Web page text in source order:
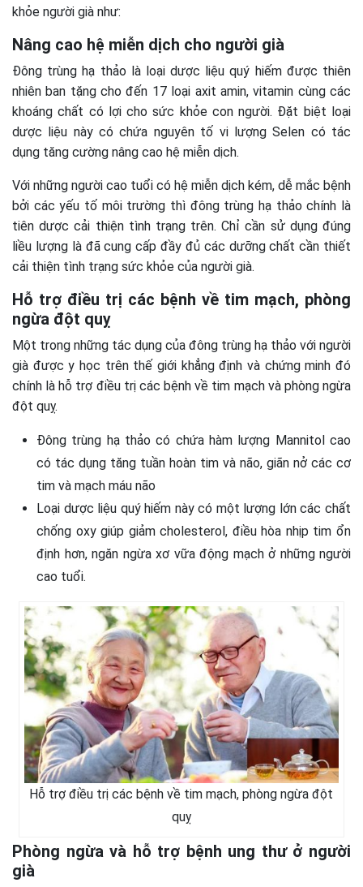
khỏe người già như:
Nâng cao hệ miễn dịch cho người già
Đông trùng hạ thảo là loại dược liệu quý hiếm được thiên
nhiên ban tặng cho đến 17 loại axit amin, vitamin cùng các
khoáng chất có lợi cho sức khỏe con người. Đặt biệt loại
dược liệu này có chứa nguyên tố vi lượng Selen có tác
dụng tăng cường nâng cao hệ miễn dịch.
Với những người cao tuổi có hệ miễn dịch kém, dễ mắc bệnh
bởi các yếu tố môi trường thì đông trùng hạ thảo chính là
tiên dược cải thiện tình trạng trên. Chỉ cần sử dụng đúng
liều lượng là đã cung cấp đầy đủ các dưỡng chất cần thiết
cải thiện tình trạng sức khỏe của người già.
Hỗ trợ điều trị các bệnh về tim mạch, phòng
ngừa đột quỵ
Một trong những tác dụng của đông trùng hạ thảo với người
già được y học trên thế giới khẳng định và chứng minh đó
chính là hỗ trợ điều trị các bệnh về tim mạch và phòng ngừa
đột quỵ.
Đông trùng hạ thảo có chứa hàm lượng Mannitol cao
có tác dụng tăng tuần hoàn tim và não, giãn nở các cơ
tim và mạch máu não
Loại dược liệu quý hiếm này có một lượng lớn các chất
chống oxy giúp giảm cholesterol, điều hòa nhịp tim ổn
định hơn, ngăn ngừa xơ vữa động mạch ở những người
cao tuổi.
Hỗ trợ điều trị các bệnh về tim mạch, phòng ngừa đột
quỵ
Phòng ngừa và hỗ trợ bệnh ung thư ở người
già